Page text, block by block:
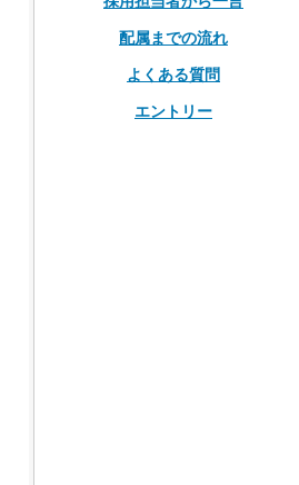
配属までの流れ
よくある質問
エントリー